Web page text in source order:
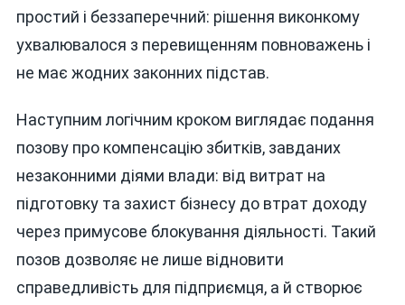
простий і беззаперечний: рішення виконкому
ухвалювалося з перевищенням повноважень і
не має жодних законних підстав.
Наступним логічним кроком виглядає подання
позову про компенсацію збитків, завданих
незаконними діями влади: від витрат на
підготовку та захист бізнесу до втрат доходу
через примусове блокування діяльності. Такий
позов дозволяє не лише відновити
справедливість для підприємця, а й створює